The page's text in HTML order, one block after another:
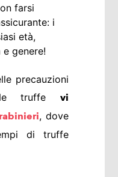
farsi
i
età,
genere!
precauzioni
le truffe vi
, dove
di truffe